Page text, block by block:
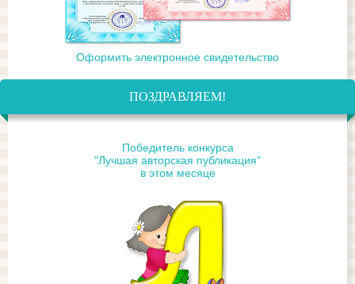
Оформить электронное свидетельство
ПОЗДРАВЛЯЕМ!
Победитель конкурса
"Лучшая авторская публикация"
в этом месяце